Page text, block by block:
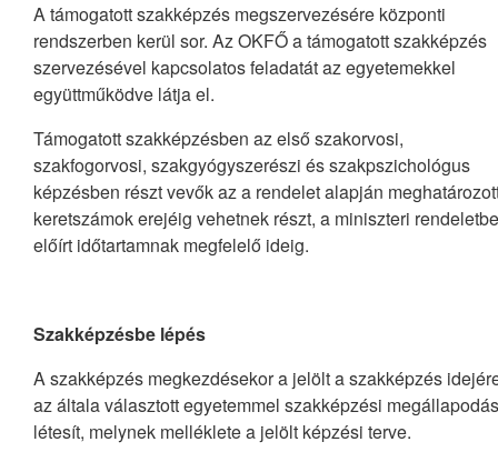
A támogatott szakképzés megszervezésére központi
rendszerben kerül sor. Az OKFŐ a támogatott szakképzés
szervezésével kapcsolatos feladatát az egyetemekkel
együttműködve látja el.
Támogatott szakképzésben az első szakorvosi,
szakfogorvosi, szakgyógyszerészi és szakpszichológus
képzésben részt vevők az a rendelet alapján
keretszámok erejéig vehetnek részt, a miniszteri
előírt időtartamnak megfelelő ideig.
Szakképzésbe lépés
A szakképzés megkezdésekor a jelölt a szakképzés
az általa választott egyetemmel szakképzési
létesít, melynek melléklete a jelölt képzési terve.